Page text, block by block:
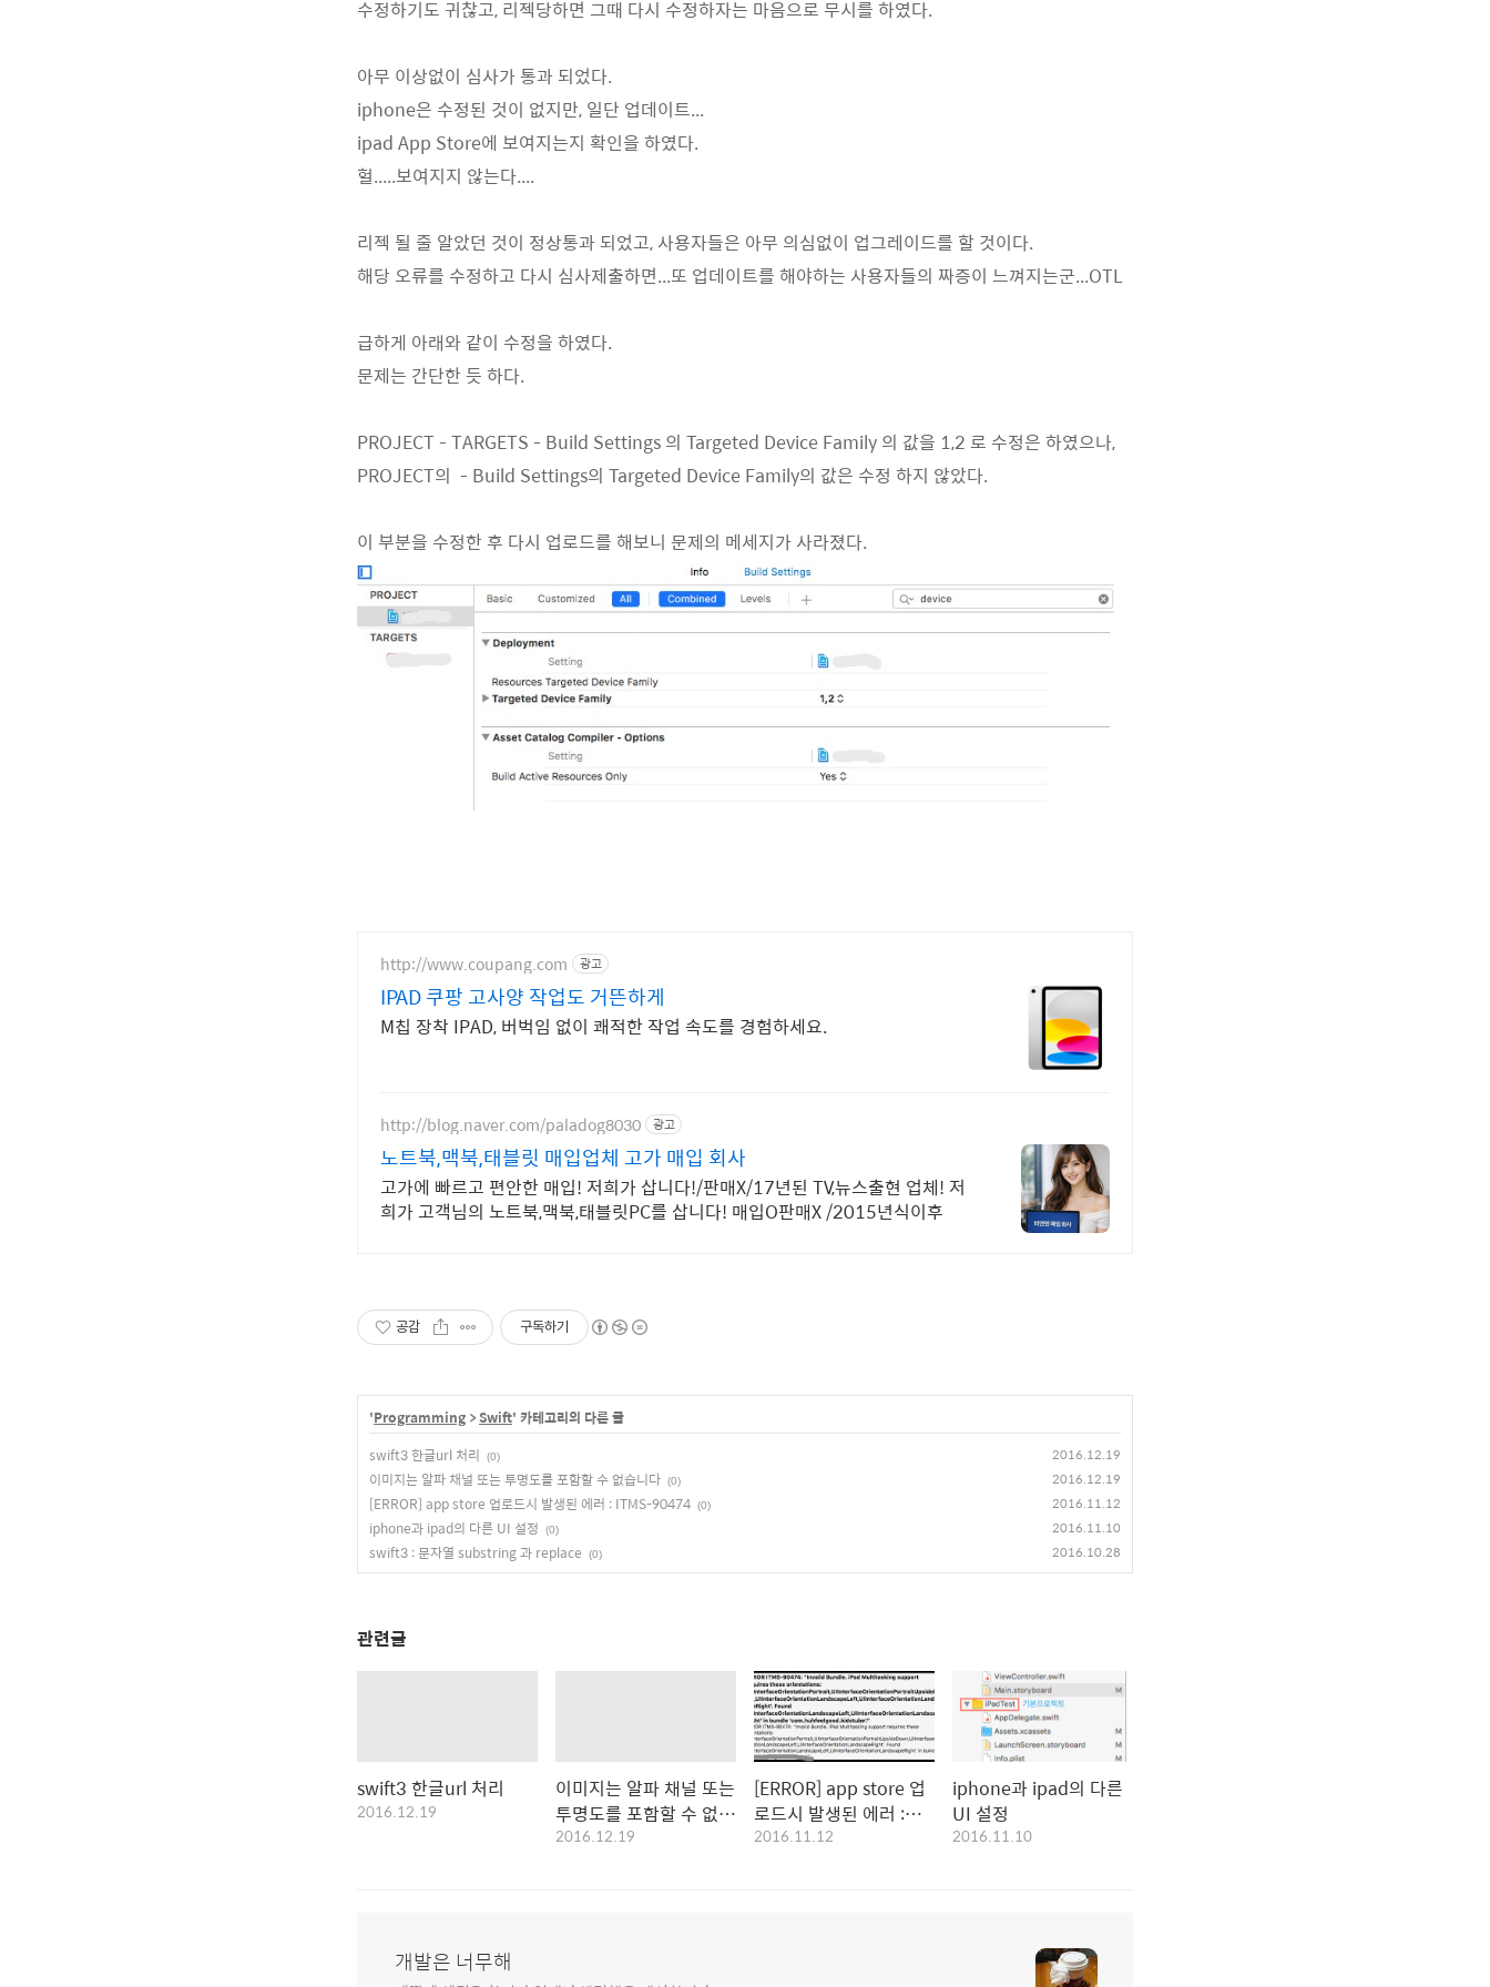
수정하기도 귀찮고, 리젝당하면 그때 다시 수정하자는 마음으로 무시를 하였다.
아무 이상없이 심사가 통과 되었다.
iphone은 수정된 것이 없지만, 일단 업데이트...
ipad App Store에 보여지는지 확인을 하였다.
헐.....보여지지 않는다....
리젝 될 줄 알았던 것이 정상통과 되었고, 사용자들은 아무 의심없이 업그레이드를 할 것이다.
해당 오류를 수정하고 다시 심사제출하면...또 업데이트를 해야하는 사용자들의 짜증이 느껴지는군...OTL
급하게 아래와 같이 수정을 하였다.
문제는 간단한 듯 하다.
PROJECT - TARGETS - Build Settings 의 Targeted Device Family 의 값을 1,2 로 수정은 하였으나,
PROJECT의 - Build Settings의 Targeted Device Family의 값은 수정 하지 않았다.
이 부분을 수정한 후 다시 업로드를 해보니 문제의 메세지가 사라졌다.
http://www.coupang.com 광고
IPAD 쿠팡 고사양 작업도 거뜬하게
M칩 장착 IPAD, 버벅임 없이 쾌적한 작업 속도를 경험하세요.
http://blog.naver.com/paladog8030 광고
노트북,맥북,태블릿 매입업체 고가 매입 회사
고가에 빠르고 편안한 매입! 저희가 삽니다!/판매X/17년된 TV,뉴스출현 업체! 저
희가 고객님의 노트북,맥북,태블릿PC를 삽니다! 매입O판매X /2015년식이후
공감 구독하기
'Programming >Swift' 카테고리의 다른 글
swift3 한글url 처리
(0) 2016.12.19
이미지는 알파 채널 또는 투명도를 포함할 수 없습니다 (0) 2016.12.19
[ERROR] app store 업로드시 발생된 에러 : ITMS-90474 (0) 2016.11.12
iphone과 ipad의 다른 UI 설정 (0) 2016.11.10
swift3 : 문자열 substring 과 replace (0) 2016.10.28
관련글
swift3 한글url 처리
2016.12.19
이미지는 알파 채널 또는
투명도를 포함할 수 없습
니다
2016.12.19
[ERROR] app store 업
로드시 발생된 에러 :
ITMS-90474
2016.11.12
iphone과 ipad의 다른
UI 설정
2016.11.10
개발은 너무해